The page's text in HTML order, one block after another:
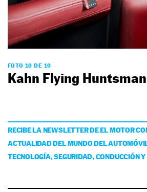
FOTO 10 DE 10
Kahn Flying Huntsman
RECIBE LA NEWSLETTER DE EL MOTOR
ACTUALIDAD DEL MUNDO DEL
TECNOLOGÍA, SEGURIDAD, CONDUCCIÓN